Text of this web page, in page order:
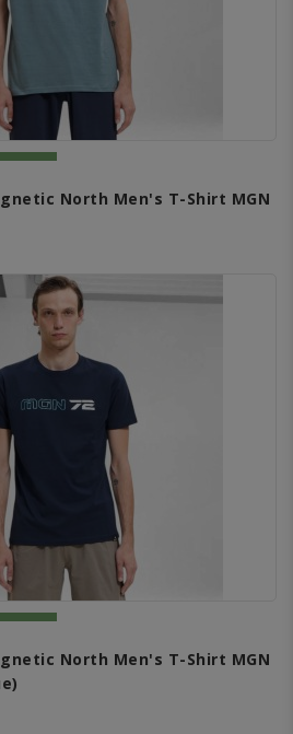
North Men's T-Shirt MGN
North Men's T-Shirt MGN